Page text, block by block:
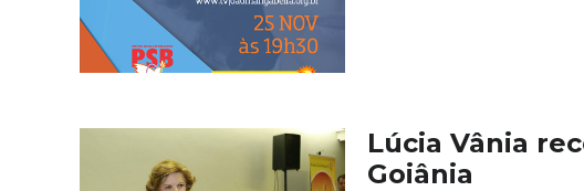
Lúcia Vânia
Goiânia